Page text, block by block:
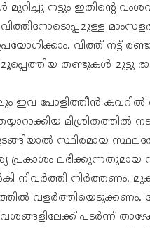
നട്ടും ഇതിന്റെ
വിത്ത് നട്ട്
തണ്ടുകൾ മുട്ടു
ഇവ പോളിത്തീൻ കവറിൽ
മിശ്രിതത്തിൽ
സ്ഥിരമായ
പ്രകാശം
നിവർത്തി നിർത്തണം.
പടർന്ന്